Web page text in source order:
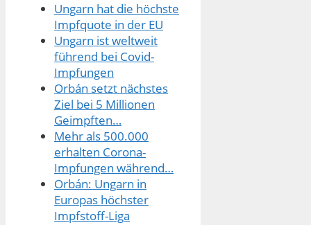
Ungarn hat die höchste
Impfquote in der EU
Ungarn ist weltweit
führend bei Covid-
Impfungen
Orbán setzt nächstes
Ziel bei 5 Millionen
Geimpften…
Mehr als 500.000
erhalten Corona-
Impfungen während…
Orbán: Ungarn in
Europas höchster
Impfstoff-Liga